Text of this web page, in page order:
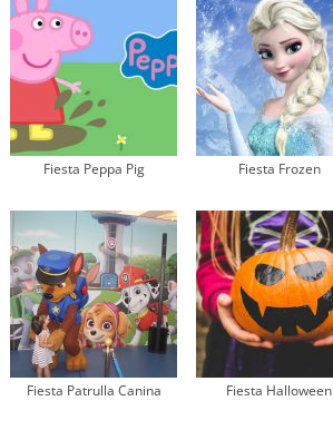
Fiesta Peppa Pig Fiesta Frozen
Fiesta Patrulla Canina Fiesta Halloween